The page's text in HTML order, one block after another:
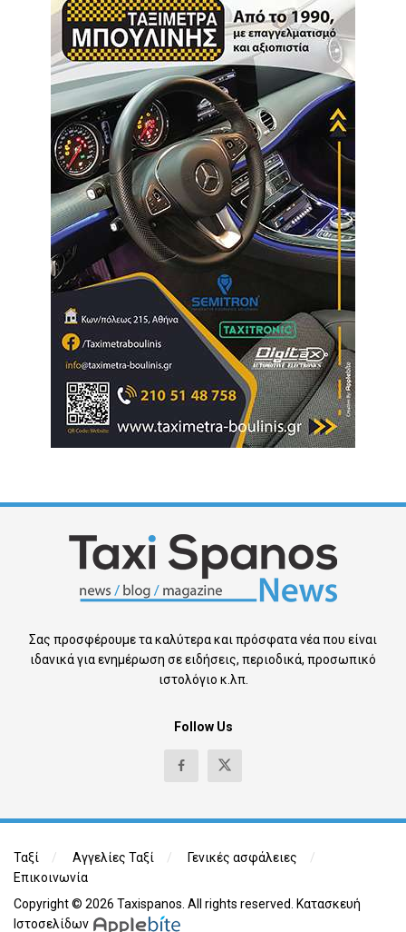
Σας προσφέρουμε τα καλύτερα και πρόσφατα νέα που είναι
ιδανικά για ενημέρωση σε ειδήσεις, περιοδικά, προσωπικό
ιστολόγιο κ.λπ.
Follow Us
Ταξί Αγγελίες Ταξί
Γενικές ασφάλειες
Επικοινωνία
Copyright © 2026 Taxispanos. All rights reserved. Κατασκευή
Ιστοσελίδων